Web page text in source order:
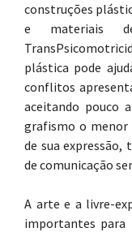
construções
e materiais
plástica pode
conflitos
aceitando pouco
grafismo o menor
de sua
de comunicação
A arte e a livre-
importantes para